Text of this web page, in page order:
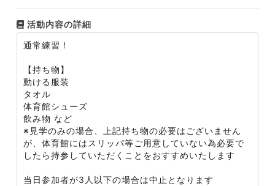
活動内容の詳細
通常練習！
【持ち物】
動ける服装
タオル
体育館シューズ
飲み物 など
※見学のみの場合、上記持ち物の必要はございません
が、体育館にはスリッパ等ご用意していない為必要で
したら持参していただくことをおすすめいたします
当日参加者が3人以下の場合は中止となります